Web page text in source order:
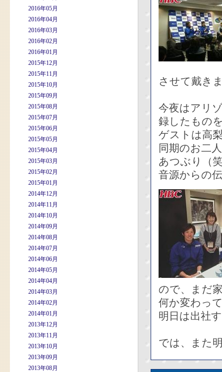
2016年05月
2016年04月
2016年03月
2016年02月
2016年01月
2015年12月
2015年11月
2015年10月
2015年09月
2015年08月
2015年07月
2015年06月
2015年05月
2015年04月
2015年03月
2015年02月
2015年01月
2014年12月
2014年11月
2014年10月
2014年09月
2014年08月
2014年07月
2014年06月
2014年05月
2014年04月
2014年03月
2014年02月
2014年01月
2013年12月
2013年11月
2013年10月
2013年09月
2013年08月
させて戴き
今夜はアリ
録したもの
ゲストは高
同期のお二
あつぶり（
音源からの
ので、まだ
何か変わっ
明日は出社
では、また